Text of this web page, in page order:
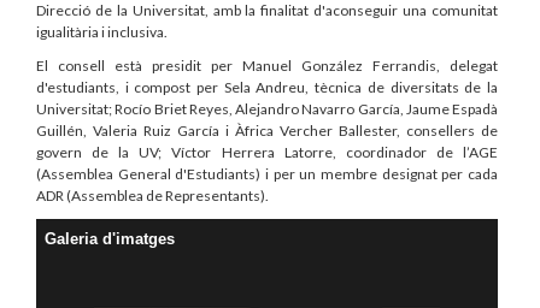
Direcció de la Universitat, amb la finalitat d'aconseguir una comunitat
igualitària i inclusiva.
El consell està presidit per Manuel González Ferrandis, delegat
d'estudiants, i compost per Sela Andreu, tècnica de diversitats de la
Universitat; Rocío Briet Reyes, Alejandro Navarro García, Jaume Espadà
Guillén, Valeria Ruiz García i Àfrica Vercher Ballester, consellers de
govern de la UV; Víctor Herrera Latorre, coordinador de l’AGE
(Assemblea General d'Estudiants) i per un membre designat per cada
ADR (Assemblea de Representants).
Galeria d'imatges